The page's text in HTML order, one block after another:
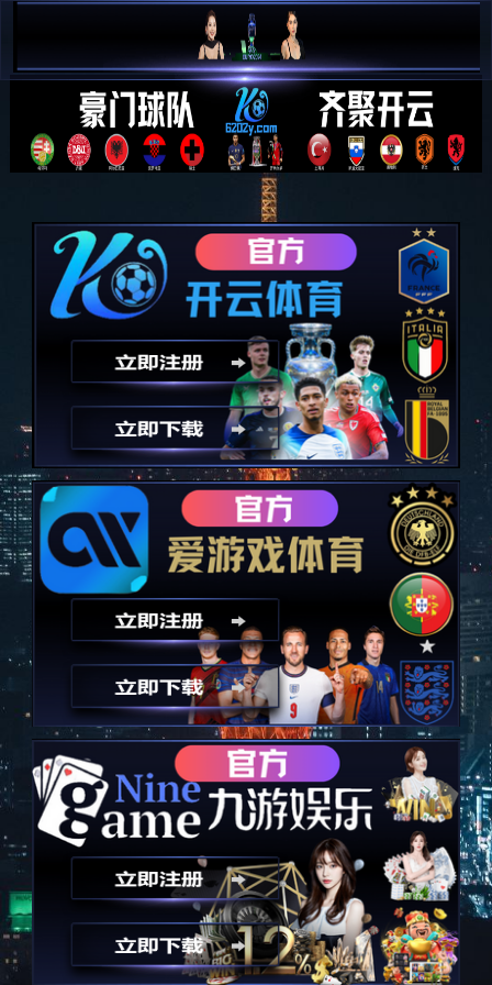
简 中
E N
解决方案
SOLUTION
过程控制
首件 & 检测
过程检验
0755-2988 9502总部：江西省吉安市井冈山经济技术开
×